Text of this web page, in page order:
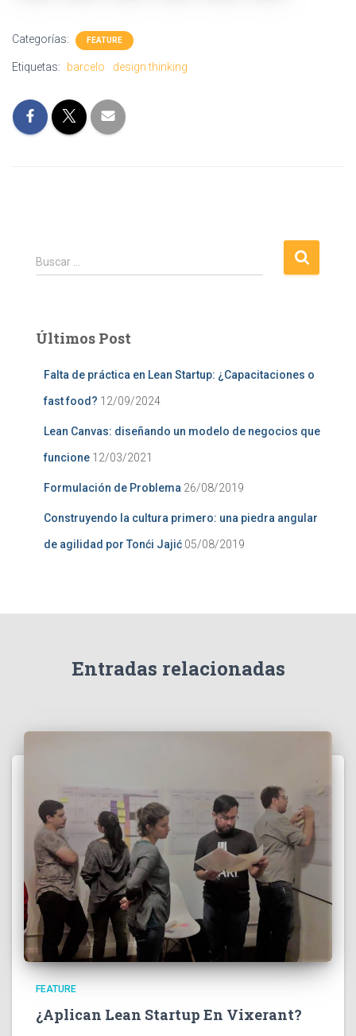
Categorías: FEATURE
Etiquetas: barcelo design thinking
B
u
r
Buscar …
Últimos Post
Falta de práctica en Lean Startup: ¿Capacitaciones o
fast food? 12/09/2024
Lean Canvas: diseñando un modelo de negocios que
funcione 12/03/2021
Formulación de Problema 26/08/2019
Construyendo la cultura primero: una piedra angular
de agilidad por Tonći Jajić 05/08/2019
Entradas relacionadas
FEATURE
¿Aplican Lean Startup En Vixerant?